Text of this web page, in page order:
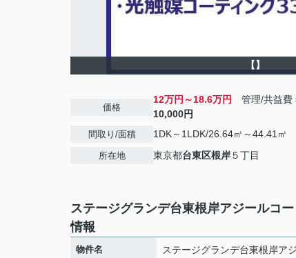
【】
価格
12万円～18.6万円 管理/共益費
10,000円
間取り/面積 1DK～1LDK/26.64㎡～44.41㎡
所在地 東京都台東区根岸５丁目
ステージグランデ台東根岸アジールコ
情報
物件名
ステージグランデ台東根岸ア